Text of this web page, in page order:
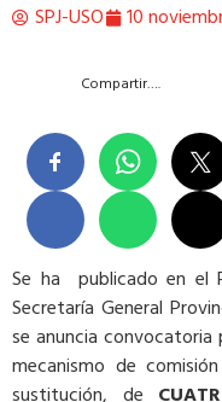
SPJ-USO 10
Compartir….
Se ha publicado en el
Secretaría General
se anuncia
mecanismo de